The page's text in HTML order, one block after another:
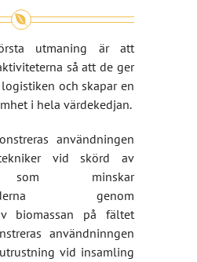
utmaning är att
så att de ger
och skapar en
i hela värdekedjan.
användningen
vid skörd av
som minskar
genom
biomassan på fältet
användninngen
vid insamling